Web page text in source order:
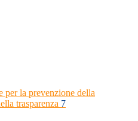
per la prevenzione della
trasparenza 7